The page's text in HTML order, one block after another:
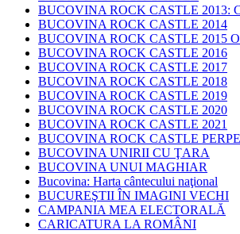
BUCOVINA ROCK CASTLE 2013:
BUCOVINA ROCK CASTLE 2014
BUCOVINA ROCK CASTLE 2015
BUCOVINA ROCK CASTLE 2016
BUCOVINA ROCK CASTLE 2017
BUCOVINA ROCK CASTLE 2018
BUCOVINA ROCK CASTLE 2019
BUCOVINA ROCK CASTLE 2020
BUCOVINA ROCK CASTLE 2021
BUCOVINA ROCK CASTLE
BUCOVINA UNIRII CU ŢARA
BUCOVINA UNUI MAGHIAR
Bucovina: Harta cântecului naţional
BUCUREŞTII ÎN IMAGINI VECHI
CAMPANIA MEA ELECTORALĂ
CARICATURA LA ROMÂNI